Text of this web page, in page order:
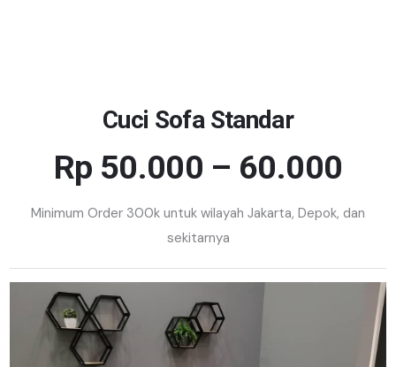
Cuci Sofa Standar
Rp 50.000 – 60.000
Minimum Order 300k untuk wilayah Jakarta, Depok, dan
sekitarnya